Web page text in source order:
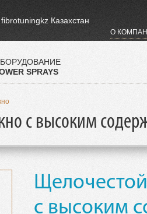
fibrotuningkz Казахстан
О
SPRAYS
с высоким
с высоким